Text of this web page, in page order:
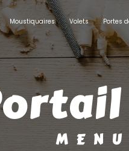
Moustiquaires Volets Portes